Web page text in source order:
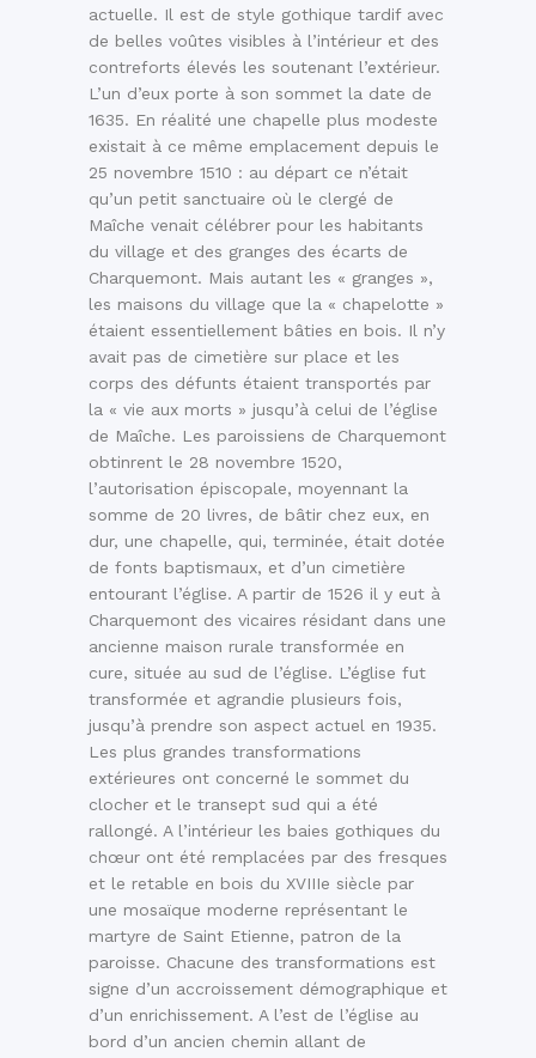
actuelle. Il est de style gothique tardif avec
de belles voûtes visibles à l’intérieur et des
contreforts élevés les soutenant l’extérieur.
L’un d’eux porte à son sommet la date de
1635. En réalité une chapelle plus modeste
existait à ce même emplacement depuis le
25 novembre 1510 : au départ ce n’était
qu’un petit sanctuaire où le clergé de
Maîche venait célébrer pour les habitants
du village et des granges des écarts de
Charquemont. Mais autant les « granges »,
les maisons du village que la « chapelotte »
étaient essentiellement bâties en bois. Il n’y
avait pas de cimetière sur place et les
corps des défunts étaient transportés par
la « vie aux morts » jusqu’à celui de l’église
de Maîche. Les paroissiens de Charquemont
obtinrent le 28 novembre 1520,
l’autorisation épiscopale, moyennant la
somme de 20 livres, de bâtir chez eux, en
dur, une chapelle, qui, terminée, était dotée
de fonts baptismaux, et d’un cimetière
entourant l’église. A partir de 1526 il y eut à
Charquemont des vicaires résidant dans une
ancienne maison rurale transformée en
cure, située au sud de l’église. L’église fut
transformée et agrandie plusieurs fois,
jusqu’à prendre son aspect actuel en 1935.
Les plus grandes transformations
extérieures ont concerné le sommet du
clocher et le transept sud qui a été
rallongé. A l’intérieur les baies gothiques du
chœur ont été remplacées par des fresques
et le retable en bois du XVIIIe siècle par
une mosaïque moderne représentant le
martyre de Saint Etienne, patron de la
paroisse. Chacune des transformations est
signe d’un accroissement démographique et
d’un enrichissement. A l’est de l’église au
bord d’un ancien chemin allant de